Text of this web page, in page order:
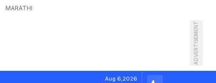
MARATHI
ADVERTISEMENT
Aug 6,2026